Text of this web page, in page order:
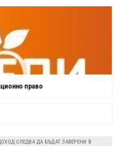
право
СЛЕДВА ДА БЪДАТ ЗАВЕРЕНИ В